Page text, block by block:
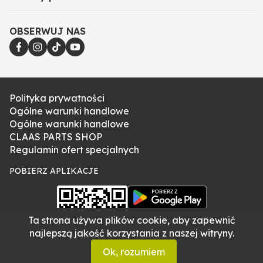
Ta strona używa plików cookie, aby zapewnić
najlepszą jakość korzystania z naszej witryny.
Ok, rozumiem
budownictwo, magazynowanie czy rolnictwo.
chłodem, a elementy odblaskowe zwiększają
bezpieczeństwo w słabym oświetleniu. Regularna
wymiana odzieży roboczej pozwala uniknąć ryzyka
Jeżeli nie posiadają Państwo numeru katalogowego
części, prosimy o kontakt i podanie numeru VIN
maszyny. Poszczególne części w tych samych
modelach mogą różnić się w zależności od numeru
seryjnego, dlatego weryfikacja po numerze VIN jest
najpewniejszym sposobem doboru odpowiedniej
części.
OBSERWUJ NAS
Polityka prywatności
Ogólne warunki handlowe
Ogólne warunki handlowe
CLAAS PARTS SHOP
Regulamin ofert specjalnych
POBIERZ APLIKACJE